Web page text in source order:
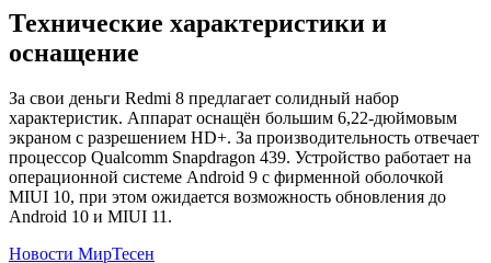
Технические характеристики и
оснащение
За свои деньги Redmi 8 предлагает солидный набор
характеристик. Аппарат оснащён большим 6,22-дюймовым
экраном с разрешением HD+. За производительность отвечает
процессор Qualcomm Snapdragon 439. Устройство работает на
операционной системе Android 9 с фирменной оболочкой
MIUI 10, при этом ожидается возможность обновления до
Android 10 и MIUI 11.
Новости МирТесен